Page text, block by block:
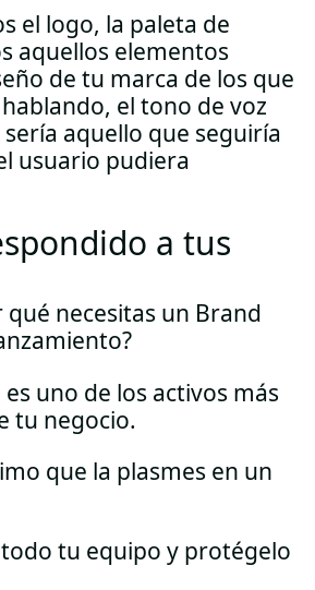
el logo, la paleta de
aquellos elementos
de tu marca de los que
el tono de voz
aquello que seguiría
usuario pudiera
a tus
qué necesitas un Brand
uno de los activos más
tu negocio.
que la plasmes en un
todo tu equipo y protégelo